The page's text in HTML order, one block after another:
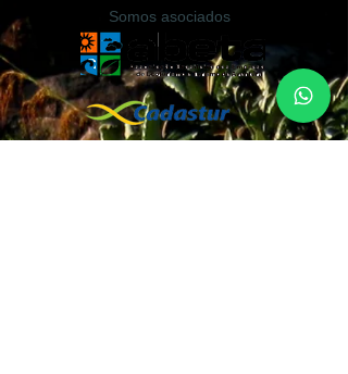
Somos asociados